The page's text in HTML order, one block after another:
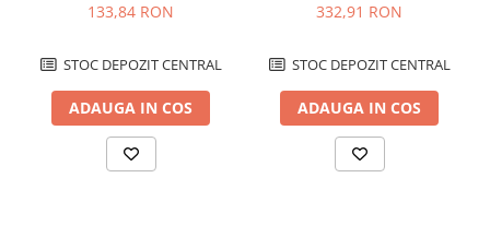
133,84 RON
STOC DEPOZIT CENTRAL
ADAUGA IN COS
332,91 RON
STOC DEPOZIT CENTRAL
ADAUGA IN COS